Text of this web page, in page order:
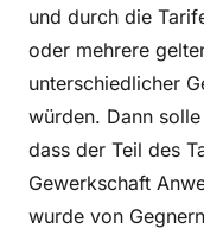
und durch die
oder mehrere
unterschiedlicher
würden. Dann
dass der Teil des
Gewerkschaft
wurde von